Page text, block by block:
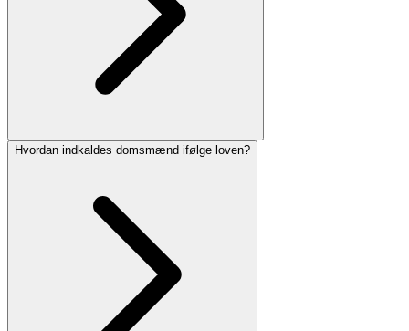
Hvordan indkaldes domsmænd ifølge loven?